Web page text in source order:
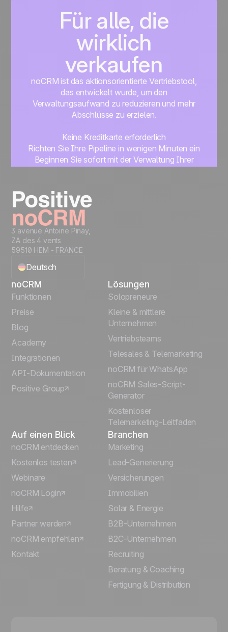
Für alle, die
wirklich
verkaufen
noCRM ist das aktionsorientierte Vertriebstool,
das entwickelt wurde, um den
Verwaltungsaufwand zu reduzieren und mehr
Abschlüsse zu erzielen.
Keine Kreditkarte erforderlich
Richten Sie Ihre Pipeline in wenigen Minuten ein
Beginnen Sie sofort mit der Verwaltung Ihrer
3 avenue Antoine Pinay,
ZA des 4 vents
59510 HEM - FRANCE
Deutsch
English
Español
Português
Italiano
noCRM
Funktionen
Preise
Blog
Academy
Integrationen
API-Dokumentation
Positive Group
Lösungen
Solopreneure
Kleine & mittlere
Unternehmen
Vertriebsteams
Telesales & Telemarketing
noCRM für WhatsApp
noCRM Sales-Script-
Generator
Kostenloser
Telemarketing-Leitfaden
Auf einen Blick
noCRM entdecken
Kostenlos testen
Webinare
noCRM Login
Hilfe
Partner werden
noCRM empfehlen
Kontakt
Branchen
Marketing
Lead-Generierung
Versicherungen
Immobilien
Solar & Energie
B2B-Unternehmen
B2C-Unternehmen
Recruiting
Beratung & Coaching
Fertigung & Distribution